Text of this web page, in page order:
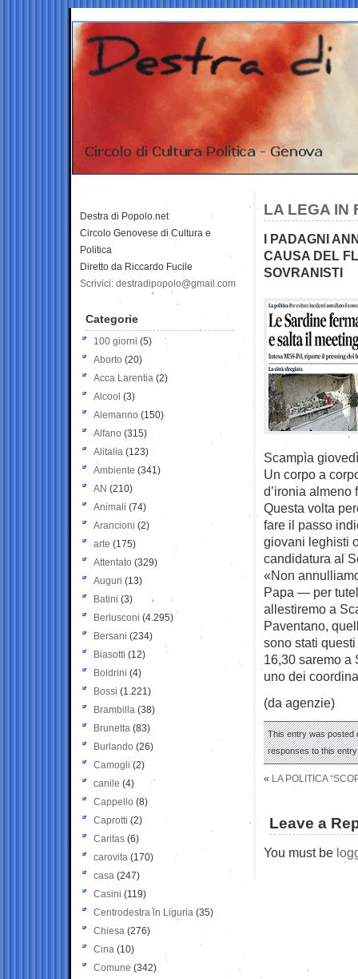
LA LEGA IN
I PADAGNI
CAUSA DEL
SOVRANISTI
Scampìa
Un corpo a
d’ironia almeno
Questa volta
fare il passo
giovani leghisti
candidatura al
«Non
Papa — per
allestiremo a
Paventano,
sono stati
16,30 saremo a
uno dei
(da agenzie)
This entry was posted
responses to this
« LA POLITICA
Leave a
You must be
Destra di Popolo.net
Circolo Genovese di Cultura e
Politica
Diretto da Riccardo Fucile
Scrivici: destradipopolo@gmail.com
Categorie
100 giorni (5)
Aborto (20)
Acca Larentia (2)
Alcool (3)
Alemanno (150)
Alfano (315)
Alitalia (123)
Ambiente (341)
AN (210)
Animali (74)
Arancioni (2)
arte (175)
Attentato (329)
Auguri (13)
Batini (3)
Berlusconi (4.295)
Bersani (234)
Biasotti (12)
Boldrini (4)
Bossi (1.221)
Brambilla (38)
Brunetta (83)
Burlando (26)
Camogli (2)
canile (4)
Cappello (8)
Caprotti (2)
Caritas (6)
carovita (170)
casa (247)
Casini (119)
Centrodestra in Liguria (35)
Chiesa (276)
Cina (10)
Comune (342)